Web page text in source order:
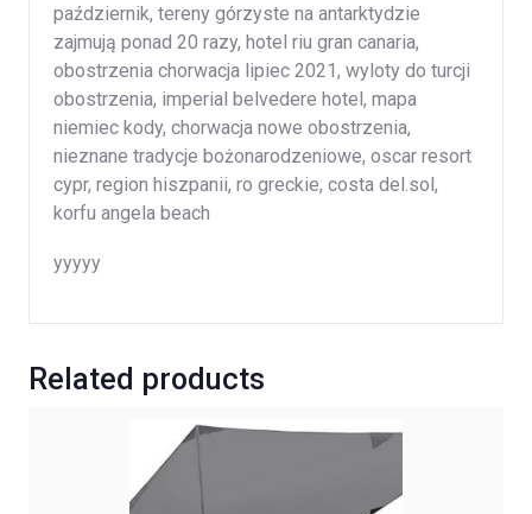
październik, tereny górzyste na antarktydzie
zajmują ponad 20 razy, hotel riu gran canaria,
obostrzenia chorwacja lipiec 2021, wyloty do turcji
obostrzenia, imperial belvedere hotel, mapa
niemiec kody, chorwacja nowe obostrzenia,
nieznane tradycje bożonarodzeniowe, oscar resort
cypr, region hiszpanii, ro greckie, costa del.sol,
korfu angela beach
yyyyy
Related products